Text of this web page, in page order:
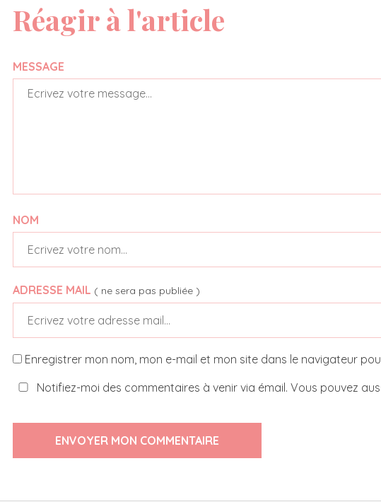
Réagir à l'article
MESSAGE
NOM
ADRESSE MAIL ( ne sera pas publiée )
Enregistrer mon nom, mon e-mail et mon site dans le navigateur
Notifiez-moi des commentaires à venir via émail. Vous pouvez
ENVOYER MON COMMENTAIRE